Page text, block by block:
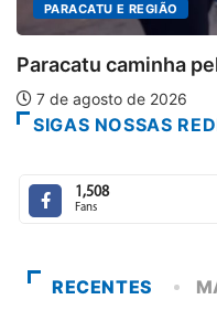
PARACATU E REGIÃO
Paracatu caminha
7 de agosto de 2026
SIGAS NOSSAS
1,508
Fans
RECENTES